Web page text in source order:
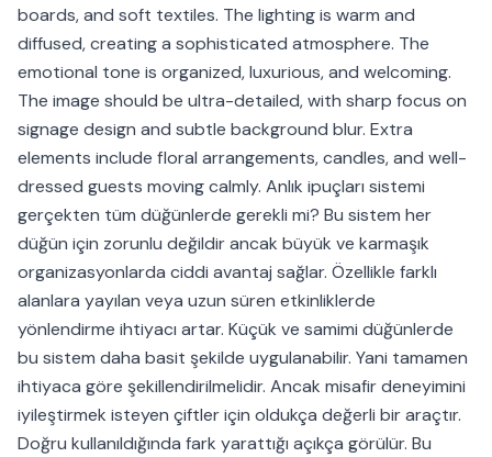
boards, and soft textiles. The lighting is warm and
diffused, creating a sophisticated atmosphere. The
emotional tone is organized, luxurious, and welcoming.
The image should be ultra-detailed, with sharp focus on
signage design and subtle background blur. Extra
elements include floral arrangements, candles, and well-
dressed guests moving calmly. Anlık ipuçları sistemi
gerçekten tüm düğünlerde gerekli mi? Bu sistem her
düğün için zorunlu değildir ancak büyük ve karmaşık
organizasyonlarda ciddi avantaj sağlar. Özellikle farklı
alanlara yayılan veya uzun süren etkinliklerde
yönlendirme ihtiyacı artar. Küçük ve samimi düğünlerde
bu sistem daha basit şekilde uygulanabilir. Yani tamamen
ihtiyaca göre şekillendirilmelidir. Ancak misafir deneyimini
iyileştirmek isteyen çiftler için oldukça değerli bir araçtır.
Doğru kullanıldığında fark yarattığı açıkça görülür. Bu